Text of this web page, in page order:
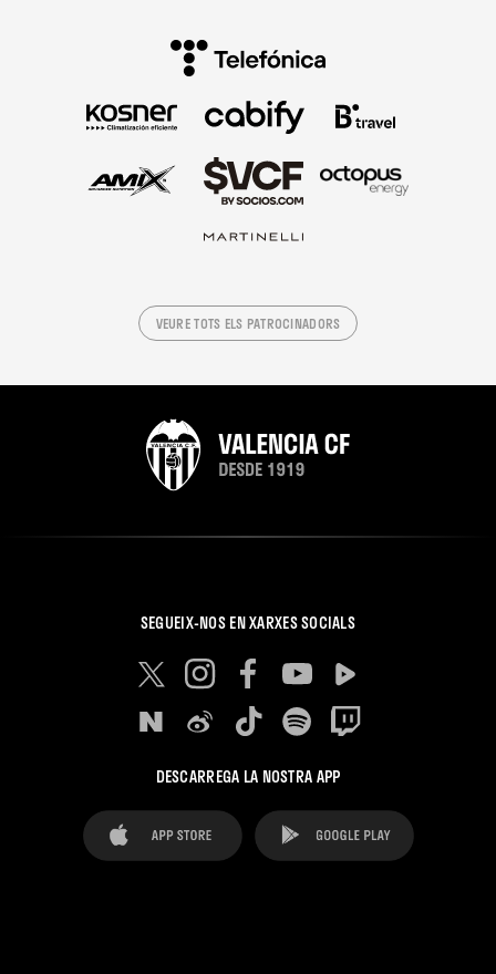
VEURE TOTS ELS PATROCINADORS
SEGUEIX-NOS EN XARXES SOCIALS
DESCARREGA LA NOSTRA APP